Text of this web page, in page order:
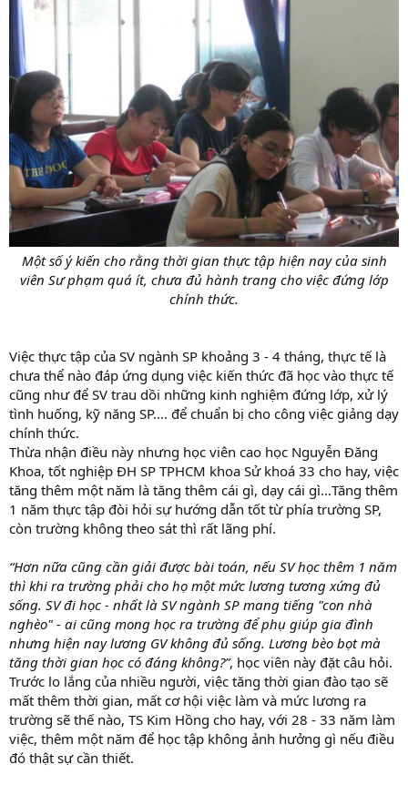
Một số ý kiến cho rằng thời gian thực tập hiện nay của sinh
viên Sư phạm quá ít, chưa đủ hành trang cho việc đứng lớp
chính thức.
Việc thực tập của SV ngành SP khoảng 3 - 4 tháng, thực tế là
chưa thể nào đáp ứng dụng việc kiến thức đã học vào thực tế
cũng như để SV trau dồi những kinh nghiệm đứng lớp, xử lý
tình huống, kỹ năng SP…. để chuẩn bị cho công việc giảng dạy
chính thức.
Thừa nhận điều này nhưng học viên cao học Nguyễn Đăng
Khoa, tốt nghiệp ĐH SP TPHCM khoa Sử khoá 33 cho hay, việc
tăng thêm một năm là tăng thêm cái gì, dạy cái gì…Tăng thêm
1 năm thực tập đòi hỏi sự hướng dẫn tốt từ phía trường SP,
còn trường không theo sát thì rất lãng phí.
“Hơn nữa cũng cần giải được bài toán, nếu SV học thêm 1 năm
thì khi ra trường phải cho họ một mức lương tương xứng đủ
sống. SV đi học - nhất là SV ngành SP mang tiếng "con nhà
nghèo" - ai cũng mong học ra trường để phụ giúp gia đình
nhưng hiện nay lương GV không đủ sống. Lương bèo bọt mà
tăng thời gian học có đáng không?”, học viên này đặt câu hỏi.
Trước lo lắng của nhiều người, việc tăng thời gian đào tạo sẽ
mất thêm thời gian, mất cơ hội việc làm và mức lương ra
trường sẽ thế nào, TS Kim Hồng cho hay, với 28 - 33 năm làm
việc, thêm một năm để học tập không ảnh hưởng gì nếu điều
đó thật sự cần thiết.